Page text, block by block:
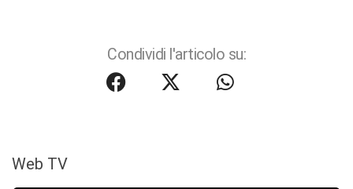
Condividi l'articolo su:
Web TV